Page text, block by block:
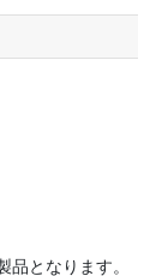
となります。